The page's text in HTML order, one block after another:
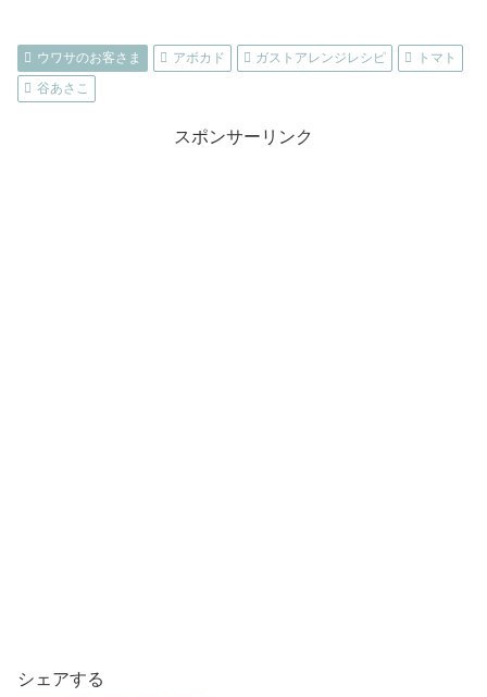
ウワサのお客さま アボカド ガストアレンジレシピ
トマト
谷あさこ
スポンサーリンク
シェアする